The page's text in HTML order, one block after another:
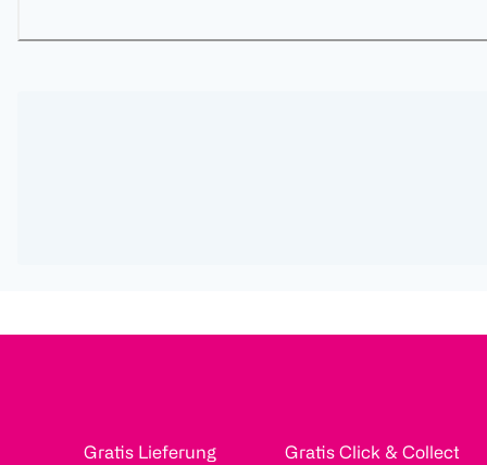
Gratis Lieferung
Gratis Click & Collect